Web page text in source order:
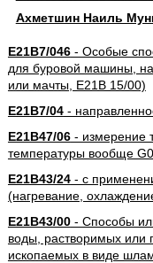
Ахметшин Наиль
E21B7/046- Особые
для буровой машины,
или мачты, E21B 15/00)
E21B7/04-
E21B47/06- измерение
температуры вообще
E21B43/24- с
(нагревание,
E21B43/00- Способы
воды, растворимых или
ископаемых в виде